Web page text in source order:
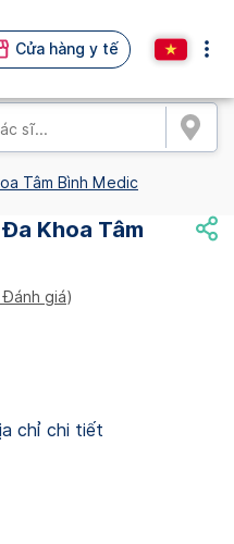
Cửa hàng y tế
Tâm Bình Medic
Khoa Tâm
giá)
chỉ chi tiết